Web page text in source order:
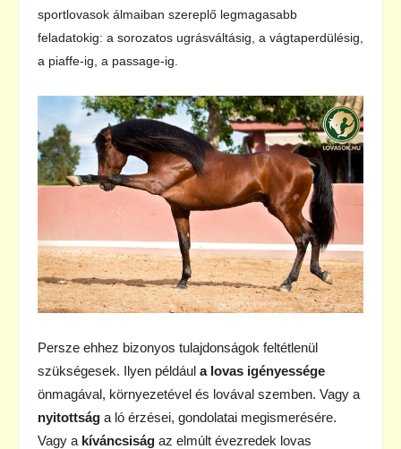
sportlovasok álmaiban szereplő legmagasabb
feladatokig: a sorozatos ugrásváltásig, a vágtaperdülésig,
a piaffe-ig, a passage-ig.
Persze ehhez bizonyos tulajdonságok feltétlenül
szükségesek. Ilyen például a lovas igényessége
önmagával, környezetével és lovával szemben. Vagy a
nyitottság a ló érzései, gondolatai megismerésére.
Vagy a kíváncsiság az elmúlt évezredek lovas